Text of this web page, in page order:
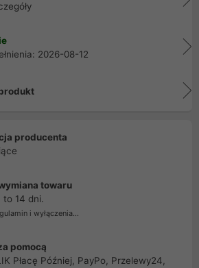
2026-08-12
producenta
towaru
to 14 dni.
i wyłączenia...
pomocą
Płacę Później, PayPo, Przelewy24,